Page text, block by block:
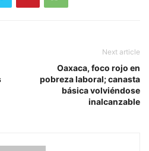
Next article
Oaxaca, foco rojo en
pobreza laboral; canasta
básica volviéndose
inalcanzable